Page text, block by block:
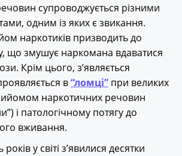
супроводжується різними
одним із яких є звикання.
наркотиків призводить до
що змушує наркомана вдаватися
Крім цього, з’являється
в“ломці” при великих
наркотичних речовин
і патологічному потягу до
вживання.
у світі з’явилися десятки